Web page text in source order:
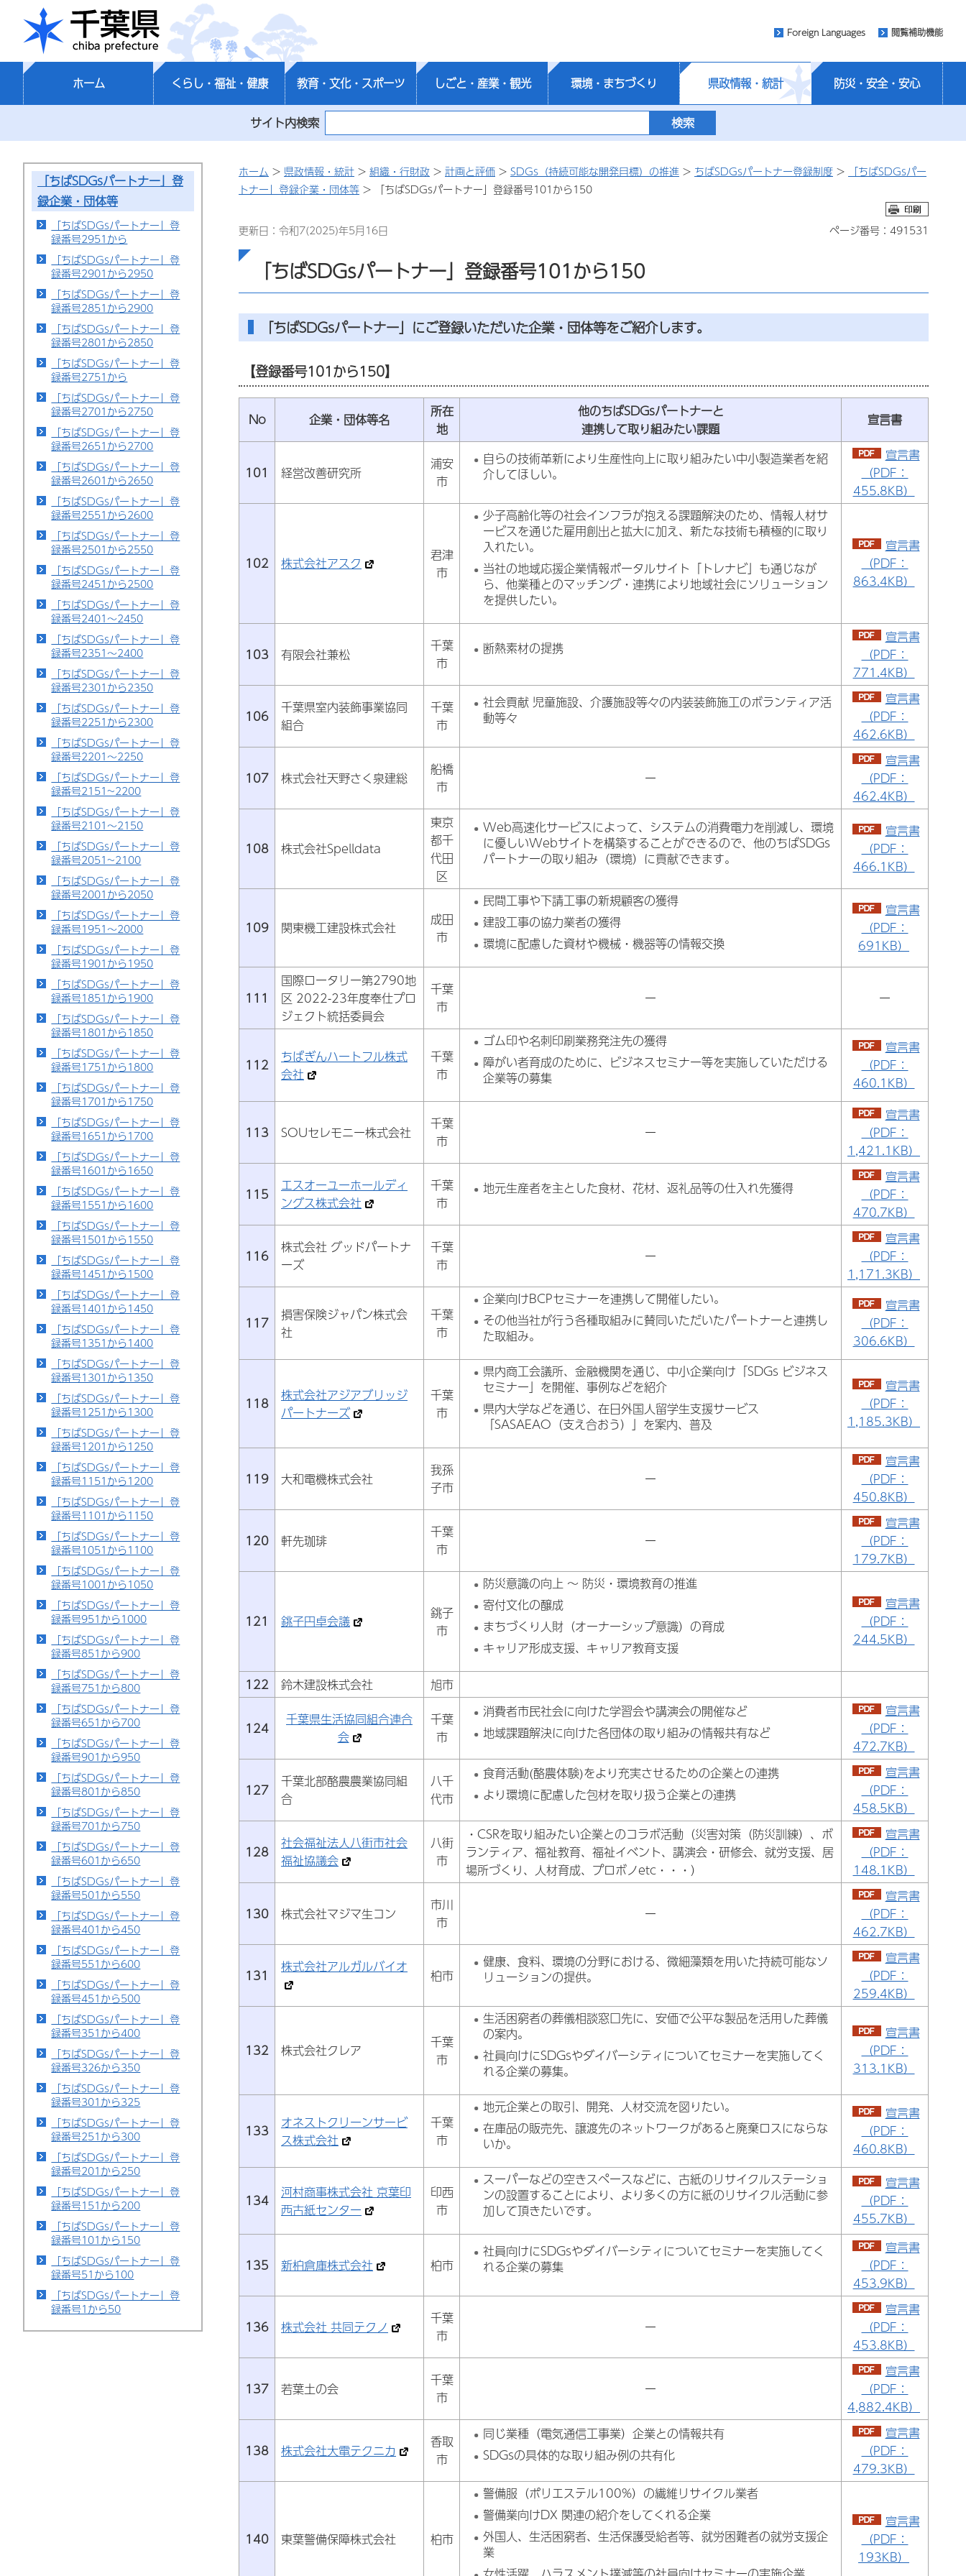
千葉県
Foreign Languages 閲覧補助機能
ホーム くらし・福祉・健康 教育・文化・スポーツ しごと・産業・観光 環境・まちづくり 県政情報・統計 防災・安全・安心
サイト内検索
「ちばSDGsパートナー」登
録企業・団体等
「ちばSDGsパートナー」登
録番号2951から
「ちばSDGsパートナー」登
録番号2901から2950
「ちばSDGsパートナー」登
録番号2851から2900
「ちばSDGsパートナー」登
録番号2801から2850
「ちばSDGsパートナー」登
録番号2751から
「ちばSDGsパートナー」登
録番号2701から2750
「ちばSDGsパートナー」登
録番号2651から2700
「ちばSDGsパートナー」登
録番号2601から2650
「ちばSDGsパートナー」登
録番号2551から2600
「ちばSDGsパートナー」登
録番号2501から2550
「ちばSDGsパートナー」登
録番号2451から2500
「ちばSDGsパートナー」登
録番号2401～2450
「ちばSDGsパートナー」登
録番号2351～2400
「ちばSDGsパートナー」登
録番号2301から2350
「ちばSDGsパートナー」登
録番号2251から2300
「ちばSDGsパートナー」登
録番号2201～2250
「ちばSDGsパートナー」登
録番号2151~2200
「ちばSDGsパートナー」登
録番号2101～2150
「ちばSDGsパートナー」登
録番号2051~2100
「ちばSDGsパートナー」登
録番号2001から2050
「ちばSDGsパートナー」登
録番号1951～2000
「ちばSDGsパートナー」登
録番号1901から1950
「ちばSDGsパートナー」登
録番号1851から1900
「ちばSDGsパートナー」登
録番号1801から1850
「ちばSDGsパートナー」登
録番号1751から1800
「ちばSDGsパートナー」登
録番号1701から1750
「ちばSDGsパートナー」登
録番号1651から1700
「ちばSDGsパートナー」登
録番号1601から1650
「ちばSDGsパートナー」登
録番号1551から1600
「ちばSDGsパートナー」登
録番号1501から1550
「ちばSDGsパートナー」登
録番号1451から1500
「ちばSDGsパートナー」登
録番号1401から1450
「ちばSDGsパートナー」登
録番号1351から1400
「ちばSDGsパートナー」登
録番号1301から1350
「ちばSDGsパートナー」登
録番号1251から1300
「ちばSDGsパートナー」登
録番号1201から1250
「ちばSDGsパートナー」登
録番号1151から1200
「ちばSDGsパートナー」登
録番号1101から1150
「ちばSDGsパートナー」登
録番号1051から1100
「ちばSDGsパートナー」登
録番号1001から1050
「ちばSDGsパートナー」登
録番号951から1000
「ちばSDGsパートナー」登
録番号851から900
「ちばSDGsパートナー」登
録番号751から800
「ちばSDGsパートナー」登
録番号651から700
「ちばSDGsパートナー」登
録番号901から950
「ちばSDGsパートナー」登
録番号801から850
「ちばSDGsパートナー」登
録番号701から750
「ちばSDGsパートナー」登
録番号601から650
「ちばSDGsパートナー」登
録番号501から550
「ちばSDGsパートナー」登
録番号401から450
「ちばSDGsパートナー」登
録番号551から600
「ちばSDGsパートナー」登
録番号451から500
「ちばSDGsパートナー」登
録番号351から400
「ちばSDGsパートナー」登
録番号326から350
「ちばSDGsパートナー」登
録番号301から325
「ちばSDGsパートナー」登
録番号251から300
「ちばSDGsパートナー」登
録番号201から250
「ちばSDGsパートナー」登
録番号151から200
「ちばSDGsパートナー」登
録番号101から150
「ちばSDGsパートナー」登
録番号51から100
「ちばSDGsパートナー」登
録番号1から50
ホーム > 県政情報・統計 > 組織・行財政 > 計画と評価 > SDGs（持続可能な開発目標）の推進 > ちばSDGsパートナー登録制度 >
「ちばSDGsパー
トナー」登録企業・団体等 > 「ちばSDGsパートナー」登録番号101から150
更新日：令和7(2025)年5月16日 ページ番号：491531
「ちばSDGsパートナー」登録番号101から150
「ちばSDGsパートナー」にご登録いただいた企業・団体等をご紹介します。
【登録番号101から150】
No 企業・団体等名
所在
地
他のちばSDGsパートナーと
連携して取り組みたい課題
宣言書
101 経営改善研究所
浦安
市
自らの技術革新により生産性向上に取り組みたい中小製造業者を紹
介してほしい。
宣言書
（PDF：
455.8KB）
102 株式会社アスク
君津
市
少子高齢化等の社会インフラが抱える課題解決のため、情報人材サ
ービスを通じた雇用創出と拡大に加え、新たな技術も積極的に取り
入れたい。
当社の地域応援企業情報ポータルサイト「トレナビ」も通じなが
ら、他業種とのマッチング・連携により地域社会にソリューション
を提供したい。
宣言書
（PDF：
863.4KB）
103 有限会社兼松
千葉
市
断熱素材の提携
宣言書
（PDF：
771.4KB）
106
千葉県室内装飾事業協同
組合
千葉
市
社会貢献 児童施設、介護施設等々の内装装飾施工のボランティア活
動等々
宣言書
（PDF：
462.6KB）
107 株式会社天野さく泉建総
船橋
市
ー
宣言書
（PDF：
462.4KB）
108 株式会社Spelldata
東京
都千
代田
区
Web高速化サービスによって、システムの消費電力を削減し、環境
に優しいWebサイトを構築することができるので、他のちばSDGs
パートナーの取り組み（環境）に貢献できます。
宣言書
（PDF：
466.1KB）
109 関東機工建設株式会社
成田
市
民間工事や下請工事の新規顧客の獲得
建設工事の協力業者の獲得
環境に配慮した資材や機械・機器等の情報交換
宣言書
（PDF：
691KB）
111
国際ロータリー第2790地
区 2022-23年度奉仕プロ
ジェクト統括委員会
千葉
市
ー ー
112
ちばぎんハートフル株式
会社
千葉
市
ゴム印や名刺印刷業務発注先の獲得
障がい者育成のために、ビジネスセミナー等を実施していただける
企業等の募集
宣言書
（PDF：
460.1KB）
113 SOUセレモニー株式会社
千葉
市
ー
宣言書
（PDF：
1,421.1KB）
115
エスオーユーホールディ
ングス株式会社
千葉
市
地元生産者を主とした食材、花材、返礼品等の仕入れ先獲得
宣言書
（PDF：
470.7KB）
116
株式会社 グッドパートナ
ーズ
千葉
市
ー
宣言書
（PDF：
1,171.3KB）
117
損害保険ジャパン株式会
社
千葉
市
企業向けBCPセミナーを連携して開催したい。
その他当社が行う各種取組みに賛同いただいたパートナーと連携し
た取組み。
宣言書
（PDF：
306.6KB）
118
株式会社アジアブリッジ
パートナーズ
千葉
市
県内商工会議所、金融機関を通じ、中小企業向け「SDGs ビジネス
セミナー」を開催、事例などを紹介
県内大学などを通じ、在日外国人留学生支援サービス
「SASAEAO（支え合おう）」を案内、普及
宣言書
（PDF：
1,185.3KB）
119 大和電機株式会社
我孫
子市
ー
宣言書
（PDF：
450.8KB）
120 軒先珈琲
千葉
市
ー
宣言書
（PDF：
179.7KB）
121 銚子円卓会議
銚子
市
防災意識の向上 ～ 防災・環境教育の推進
寄付文化の醸成
まちづくり人財（オーナーシップ意識）の育成
キャリア形成支援、キャリア教育支援
宣言書
（PDF：
244.5KB）
122 鈴木建設株式会社 旭市
124
千葉県生活協同組合連合
会
千葉
市
消費者市民社会に向けた学習会や講演会の開催など
地域課題解決に向けた各団体の取り組みの情報共有など
宣言書
（PDF：
472.7KB）
127
千葉北部酪農農業協同組
合
八千
代市
食育活動(酪農体験)をより充実させるための企業との連携
より環境に配慮した包材を取り扱う企業との連携
宣言書
（PDF：
458.5KB）
128
社会福祉法人八街市社会
福祉協議会
八街
市
・CSRを取り組みたい企業とのコラボ活動（災害対策（防災訓練）、ボ
ランティア、福祉教育、福祉イベント、講演会・研修会、就労支援、居
場所づくり、人材育成、プロボノetc・・・）
宣言書
（PDF：
148.1KB）
130 株式会社マジマ生コン
市川
市
ー
宣言書
（PDF：
462.7KB）
131
株式会社アルガルバイオ
柏市
健康、食料、環境の分野における、微細藻類を用いた持続可能なソ
リューションの提供。
宣言書
（PDF：
259.4KB）
132 株式会社クレア
千葉
市
生活困窮者の葬儀相談窓口先に、安価で公平な製品を活用した葬儀
の案内。
社員向けにSDGsやダイバーシティについてセミナーを実施してく
れる企業の募集。
宣言書
（PDF：
313.1KB）
133
オネストクリーンサービ
ス株式会社
千葉
市
地元企業との取引、開発、人材交流を図りたい。
在庫品の販売先、譲渡先のネットワークがあると廃棄ロスにならな
いか。
宣言書
（PDF：
460.8KB）
134
河村商事株式会社 京葉印
西古紙センター
印西
市
スーパーなどの空きスペースなどに、古紙のリサイクルステーショ
ンの設置することにより、より多くの方に紙のリサイクル活動に参
加して頂きたいです。
宣言書
（PDF：
455.7KB）
135 新柏倉庫株式会社 柏市
社員向けにSDGsやダイバーシティについてセミナーを実施してく
れる企業の募集
宣言書
（PDF：
453.9KB）
136 株式会社 共同テクノ
千葉
市
ー
宣言書
（PDF：
453.8KB）
137 若葉土の会
千葉
市
ー
宣言書
（PDF：
4,882.4KB）
138 株式会社大電テクニカ
香取
市
同じ業種（電気通信工事業）企業との情報共有
SDGsの具体的な取り組み例の共有化
宣言書
（PDF：
479.3KB）
140 東葉警備保障株式会社 柏市
警備服（ポリエステル100%）の繊維リサイクル業者
警備業向けDX 関連の紹介をしてくれる企業
外国人、生活困窮者、生活保護受給者等、就労困難者の就労支援企
業
宣言書
（PDF：
193KB）